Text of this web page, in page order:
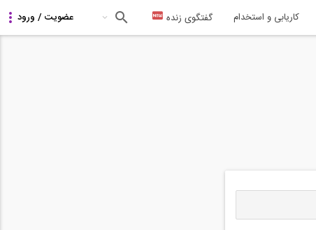
کاریابی و استخدام گفتگوی زنده